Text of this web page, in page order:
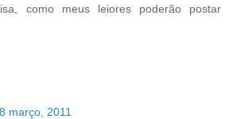
como meus leiores poderão postar
março, 2011